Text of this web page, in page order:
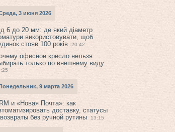
3 июня 2026
6 до 20 мм: де який діаметр
використовувати, щоб
стояв 100 років
20:42
офисное кресло нельзя
только по внешнему виду
9 марта 2026
и «Новая Почта»: как
доставку, статусы
без ручной рутины
13:15